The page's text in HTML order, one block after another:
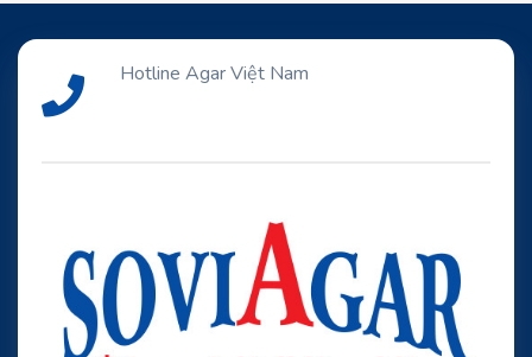
Hotline Agar Việt Nam